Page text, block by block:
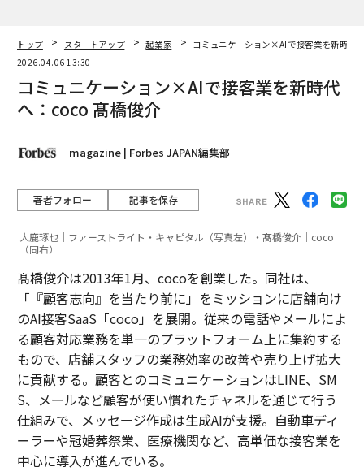
トップ スタートアップ 起業家
コミュニケーション×AIで接客業を新時代
2026.04.06 13:30
コミュニケーション×AIで接客業を新時代
へ：coco 髙橋俊介
magazine | Forbes JAPAN編集部
著者フォロー 記事を保存
大鹿琢也｜ファーストライト・キャピタル（写真左）・髙橋俊介｜coco
（同右）
髙橋俊介は2013年1月、cocoを創業した。同社は、
「『顧客志向』を当たり前に」をミッションに店舗向け
のAI接客SaaS「coco」を展開。従来の電話やメールによ
る顧客対応業務を単一のプラットフォーム上に集約する
もので、店舗スタッフの業務効率の改善や売り上げ拡大
に貢献する。顧客とのコミュニケーションはLINE、SM
S、メールなど顧客が使い慣れたチャネルを通じて行う
仕組みで、メッセージ作成は生成AIが支援。自動車ディ
ーラーや冠婚葬祭業、医療機関など、高単価な接客業を
中心に導入が進んでいる。